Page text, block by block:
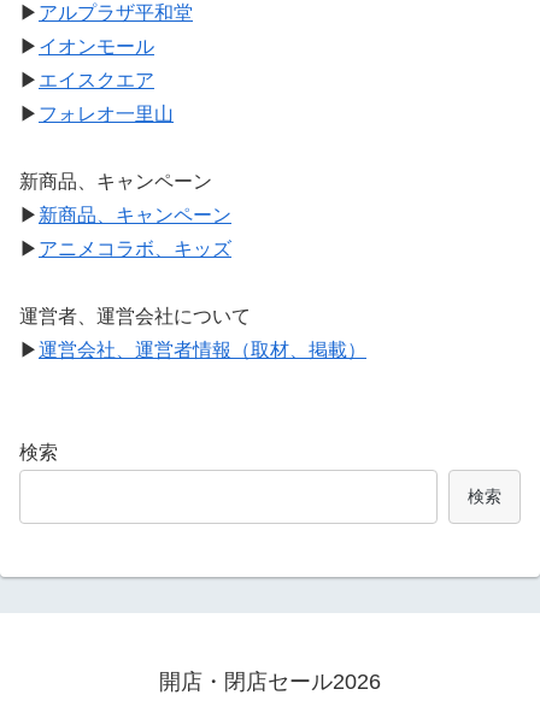
▶ アルプラザ平和堂
▶ イオンモール
▶ エイスクエア
▶ フォレオ一里山
新商品、キャンペーン
▶ 新商品、キャンペーン
▶ アニメコラボ、キッズ
運営者、運営会社について
▶運営会社、運営者情報（取材、掲載）
検索
検索
開店・閉店セール2026